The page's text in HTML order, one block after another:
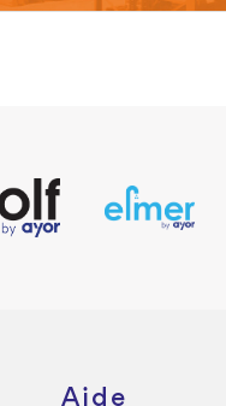
Aide